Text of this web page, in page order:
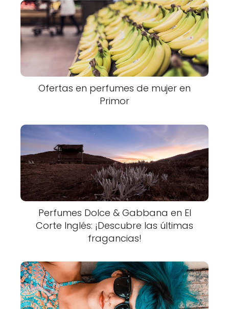
Ofertas en perfumes de mujer en
Primor
Perfumes Dolce & Gabbana en El
Corte Inglés: ¡Descubre las últimas
fragancias!